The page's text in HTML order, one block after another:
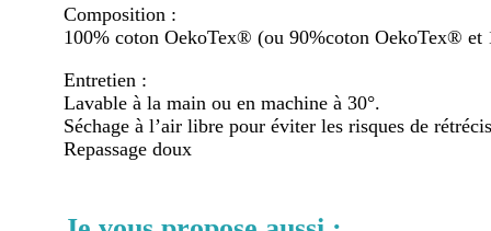
Composition :
100% coton OekoTex® (ou 90%coton OekoTex® et
Entretien :
Lavable à la main ou en machine à 30°.
Séchage à l’air libre pour éviter les risques de
Repassage doux